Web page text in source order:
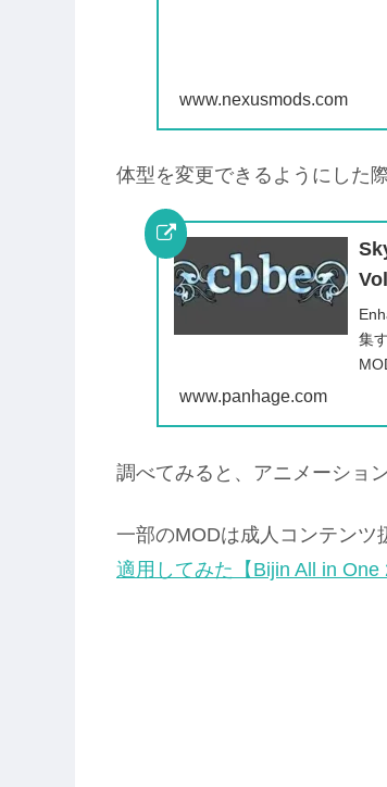
www.nexusmods.com
体型を変更できるようにした
集
www.panhage.com
調べてみると、アニメーショ
一部のMODは成人コンテンツ
適用してみた【Bijin All in One